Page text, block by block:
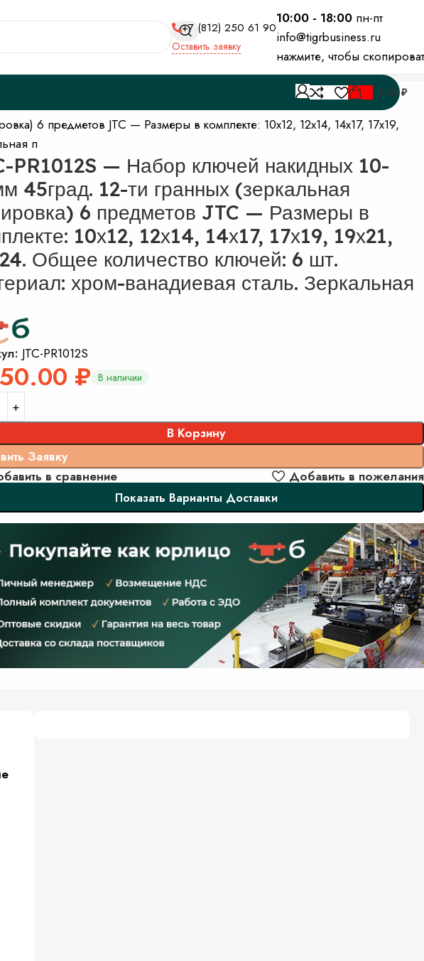
+7 (812) 250 61 90
Оставить заявку
10:00 - 18:00 пн-пт
info@tigrbusiness.ru
нажмите, чтобы
0.00₽
6 предметов JTC — Размеры в комплекте: 10х12, 12х14, 14х17, 17х19,
п
PR1012S — Набор ключей накидных 10-
45град. 12-ти гранных (зеркальная
6 предметов JTC — Размеры в
10х12, 12х14, 14х17, 17х19, 19х21,
Общее количество ключей: 6 шт.
хром-ванадиевая сталь. Зеркальная
JTC-PR1012S
₽ В наличии
В Корзину
в сравнение
Добавить в пожелания
Показать Варианты Доставки